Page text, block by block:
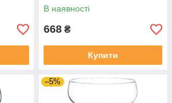
В наявності
668 ₴
Купити
–5%